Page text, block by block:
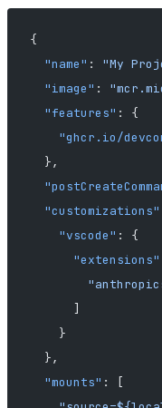
{
  "name"
: "My
  "image"
:
  "features"
: {
"ghcr.io/
  },
  "customizations"
    "vscode"
: {
      "extensions"
      ]
    }
  },
  "mounts"
: [